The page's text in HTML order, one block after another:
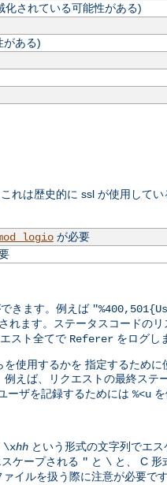
されている可能性がある)
がある)
れは歴史的に ssl が使用してい
が必要
きます。例えば
れます。ステータスコードのリ
スト全てで Referer をログし
使用するかを 指定するために
えば、リクエストの最終ステ
ーザを記録するためには %<u
\xhh という形式の文字列でエ
ケープされる " と \ と、 C 形
イルを扱う際に注意が必要です